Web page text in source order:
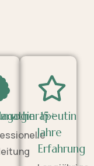
15+
Jahre
Erfahrung